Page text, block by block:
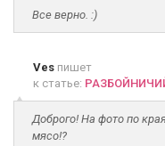
Все верно. :)
Ves пишет
к статье:
Доброго! На фото по
мясо!?